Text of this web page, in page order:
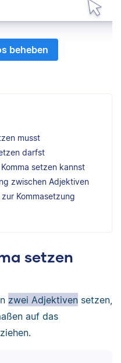
beheben
musst
darfst
setzen kannst
zwischen Adjektiven
Kommasetzung
setzen
zwei Adjektiven setzen,
auf das